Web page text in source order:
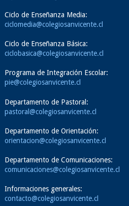
Ciclo de Enseñanza Media:
ciclomedia@colegiosanvicente.cl
Ciclo de Enseñanza Básica:
ciclobasica@colegiosanvicente.cl
Programa de Integración Escolar:
pie@colegiosanvicente.cl
Departamento de Pastoral:
pastoral@colegiosanvicente.cl
Departamento de Orientación:
orientacion@colegiosanvicente.cl
Departamento de Comunicaciones:
comunicaciones@colegiosanvicente.cl
Informaciones generales:
contacto@colegiosanvicente.cl